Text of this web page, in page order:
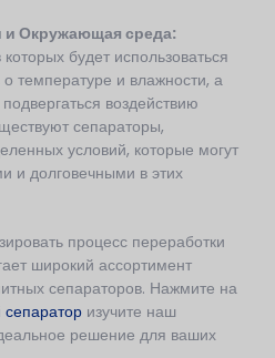
и Окружающая среда:
будет использоваться
температуре и влажности, а
воздействию
сепараторы,
условий, которые могут
и долговечными в этих
процесс переработки
широкий ассортимент
сепараторов. Нажмите на
изучите наш
решение для ваших